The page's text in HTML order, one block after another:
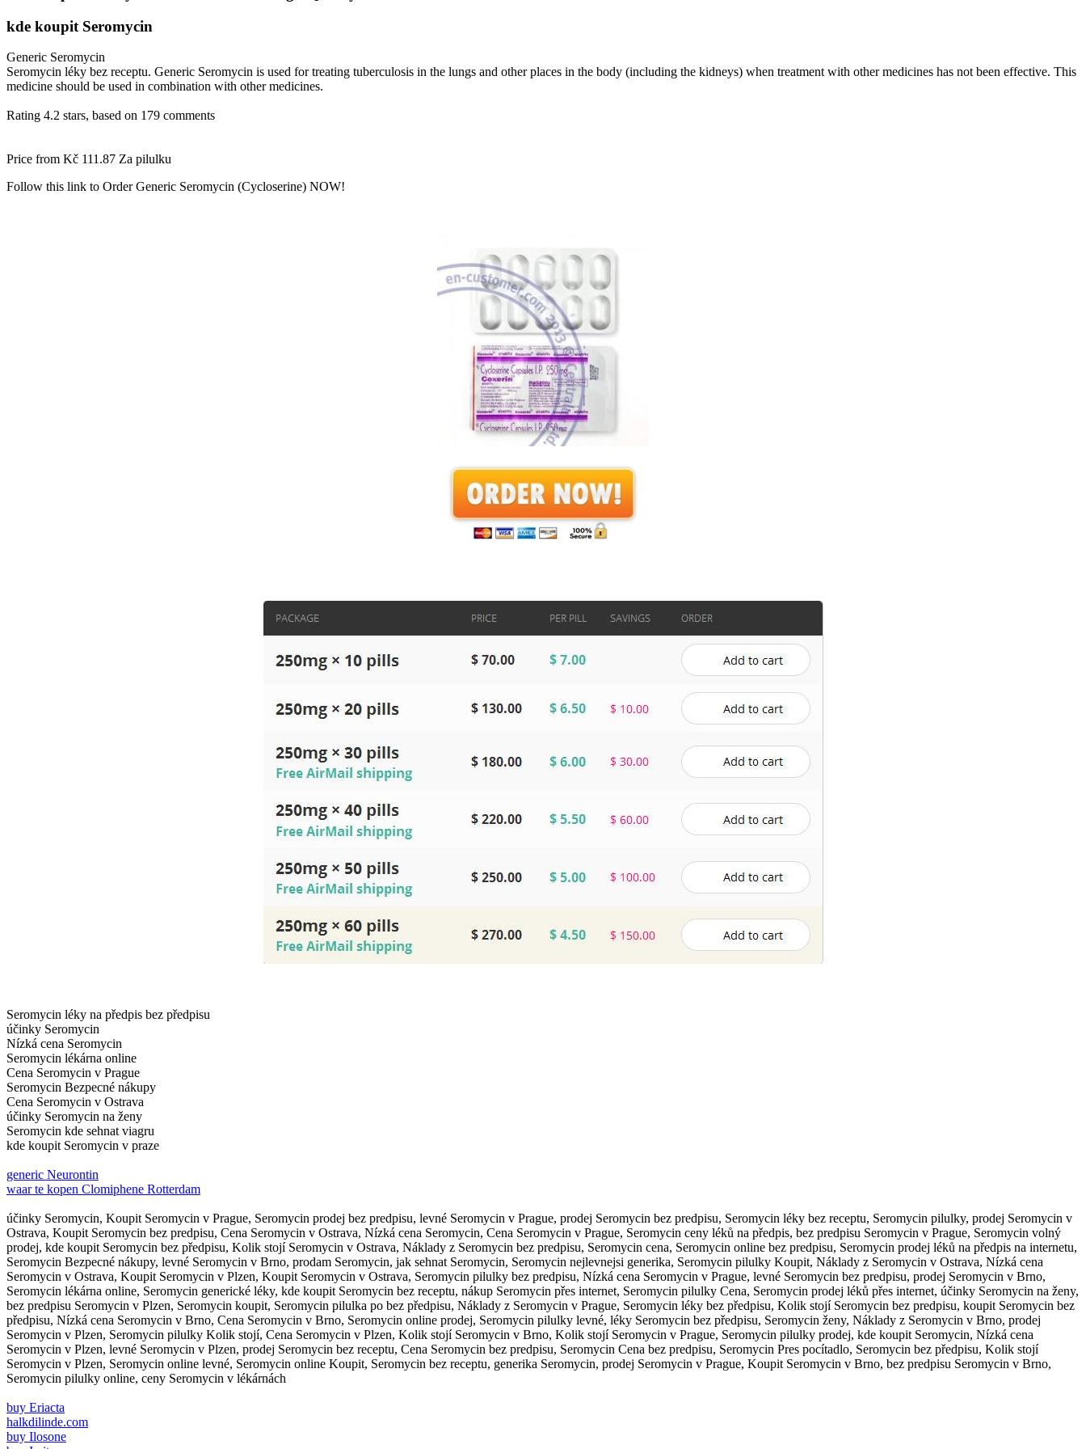
kde koupit Seromycin
Generic Seromycin
Seromycin léky bez receptu. Generic Seromycin is used for treating tuberculosis in the lungs and other places in the body (including the kidneys) when treatment with other medicines has not been effective. This
medicine should be used in combination with other medicines.
Rating 4.2 stars, based on 179 comments
Price from Kč 111.87 Za pilulku
Follow this link to Order Generic Seromycin (Cycloserine) NOW!
Seromycin léky na předpis bez předpisu
účinky Seromycin
Nízká cena Seromycin
Seromycin lékárna online
Cena Seromycin v Prague
Seromycin Bezpecné nákupy
Cena Seromycin v Ostrava
účinky Seromycin na ženy
Seromycin kde sehnat viagru
kde koupit Seromycin v praze
generic Neurontin
waar te kopen Clomiphene Rotterdam
účinky Seromycin, Koupit Seromycin v Prague, Seromycin prodej bez predpisu, levné Seromycin v Prague, prodej Seromycin bez predpisu, Seromycin léky bez receptu, Seromycin pilulky, prodej Seromycin v
Ostrava, Koupit Seromycin bez predpisu, Cena Seromycin v Ostrava, Nízká cena Seromycin, Cena Seromycin v Prague, Seromycin ceny léků na předpis, bez predpisu Seromycin v Prague, Seromycin volný
prodej, kde koupit Seromycin bez předpisu, Kolik stojí Seromycin v Ostrava, Náklady z Seromycin bez predpisu, Seromycin cena, Seromycin online bez predpisu, Seromycin prodej léků na předpis na internetu,
Seromycin Bezpecné nákupy, levné Seromycin v Brno, prodam Seromycin, jak sehnat Seromycin, Seromycin nejlevnejsi generika, Seromycin pilulky Koupit, Náklady z Seromycin v Ostrava, Nízká cena
Seromycin v Ostrava, Koupit Seromycin v Plzen, Koupit Seromycin v Ostrava, Seromycin pilulky bez predpisu, Nízká cena Seromycin v Prague, levné Seromycin bez predpisu, prodej Seromycin v Brno,
Seromycin lékárna online, Seromycin generické léky, kde koupit Seromycin bez receptu, nákup Seromycin přes internet, Seromycin pilulky Cena, Seromycin prodej léků přes internet, účinky Seromycin na ženy,
bez predpisu Seromycin v Plzen, Seromycin koupit, Seromycin pilulka po bez předpisu, Náklady z Seromycin v Prague, Seromycin léky bez předpisu, Kolik stojí Seromycin bez predpisu, koupit Seromycin bez
předpisu, Nízká cena Seromycin v Brno, Cena Seromycin v Brno, Seromycin online prodej, Seromycin pilulky levné, léky Seromycin bez předpisu, Seromycin ženy, Náklady z Seromycin v Brno, prodej
Seromycin v Plzen, Seromycin pilulky Kolik stojí, Cena Seromycin v Plzen, Kolik stojí Seromycin v Brno, Kolik stojí Seromycin v Prague, Seromycin pilulky prodej, kde koupit Seromycin, Nízká cena
Seromycin v Plzen, levné Seromycin v Plzen, prodej Seromycin bez receptu, Cena Seromycin bez predpisu, Seromycin Cena bez predpisu, Seromycin Pres pocítadlo, Seromycin bez předpisu, Kolik stojí
Seromycin v Plzen, Seromycin online levné, Seromycin online Koupit, Seromycin bez receptu, generika Seromycin, prodej Seromycin v Prague, Koupit Seromycin v Brno, bez predpisu Seromycin v Brno,
Seromycin pilulky online, ceny Seromycin v lékárnách
buy Eriacta
halkdilinde.com
buy Ilosone